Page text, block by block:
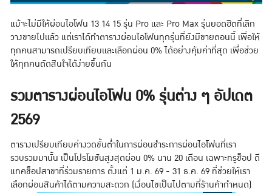
แม้จะไม่มีให้ผ่อนไอโฟน 13 14 15 รุ่น Pro และ Pro Max รุ่นยอดฮิตที่เลิก
วางขายไปแล้ว แต่เราได้ทำตารางผ่อนไอโฟนทุกรุ่นที่ยังมีขายตอนนี้ เพื่อให้
ทุกคนสามารถเปรียบเทียบและเลือกผ่อน 0% ได้อย่างคุ้มค่าที่สุด เพื่อช่วย
ให้ทุกคนตัดสินใจได้ง่ายขึ้นกัน
รวมตารางผ่อนไอโฟน 0% รุ่นต่าง ๆ อัปเดต
2569
ตารางเปรียบเทียบค่างวดขั้นต่ำในการผ่อนชำระการผ่อนไอโฟนที่เรา
รวบรวมมานั้น เป็นโปรโมชันสูงสุดผ่อน 0% นาน 20 เดือน เฉพาะทรูช็อป ดี
แทคช็อปสาขาที่ร่วมรายการ ตั้งแต่ 1 ม.ค. 69 - 31 ธ.ค. 69 ที่ช่วยให้เรา
เลือกผ่อนสินค้าได้ตามความสะดวก (เงื่อนไขเป็นไปตามที่ร้านค้ากำหนด)